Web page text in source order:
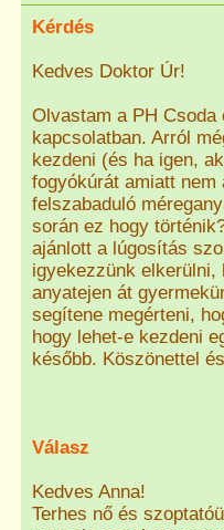
Kérdés
Kedves Doktor Úr!
Olvastam a PH
kapcsolatban. Arról
kezdeni (és ha igen,
fogyókúrát amiatt
felszabaduló
során ez hogy
ajánlott a lúgosítás
igyekezzünk elkerülni,
anyatejen át
segítene megérteni,
hogy lehet-e kezdeni
később. Köszönettel
Válasz
Kedves Anna!
Terhes nő és